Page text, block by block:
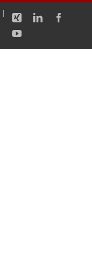
Xing LinkedIn
YouTube